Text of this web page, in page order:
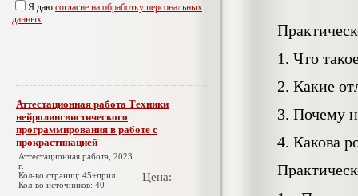
Я даю согласие на обработку персональных
данных
Аттестационная работа Техники
нейролингвистического
программирования в работе с
прокрастинацией
Аттестационная работа, 2023
г.
Кол-во страниц: 45+прил.
Кол-во источников: 40
Цена:
1. Что
2. Какие
3. Почему
4. Какова